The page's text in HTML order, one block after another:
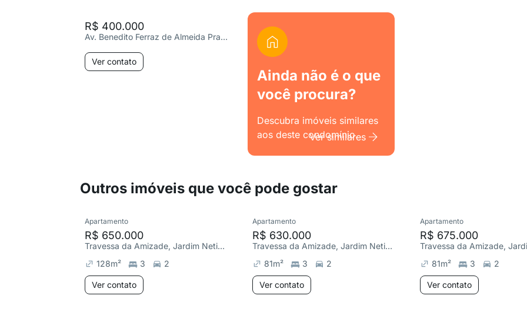
R$ 400.000
Av. Benedito Ferraz de Almeida Prado 701, Vila Real
Ver contato
Ainda não é o que
você procura?
Descubra imóveis similares
aos deste condomínio.
Ver similares
Outros imóveis que você pode gostar
Apartamento
R$ 650.000
Travessa da Amizade, Jardim Netinho Prado
128m² 3 2
Ver contato
Apartamento
R$ 630.000
Travessa da Amizade, Jardim Netinho Prado
81m² 3 2
Ver contato
Apartamento
R$ 675.000
81m² 3 2
Ver contato